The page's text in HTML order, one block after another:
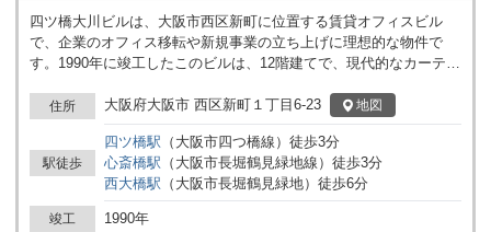
四ツ橋大川ビルは、大阪市西区新町に位置する賃貸オフィスビル
で、企業のオフィス移転や新規事業の立ち上げに理想的な物件で
す。1990年に竣工したこのビルは、12階建てで、現代的なカーテン
印象を与え、企業のイメージアップにつながります。 ビルは四ツ橋
筋沿いの角地に位置し、交通量の多いエリアにあります。近隣に
は、コンビニエンスストアや各種飲食店が点在しており、ビジネス
を展開する上で非常に便利な立地です。例えば、ビルの1階には牛
丼チェーン店のなか卯が、2階にはもんじゃ焼きのもんじゃ亭が入
居しており、ランチやミーティング後の軽食にも非常に便利です。
住所 大阪府大阪市 西区新町１丁目6-23 地図
駅徒歩
四ツ橋駅 （ 大阪市四つ橋線 ） 徒歩3分
心斎橋駅 （ 大阪市長堀鶴見緑地線 ） 徒歩3分
西大橋駅 （ 大阪市長堀鶴見緑地） 徒歩6分
竣工 1990年